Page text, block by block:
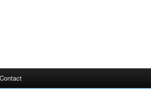
Contact